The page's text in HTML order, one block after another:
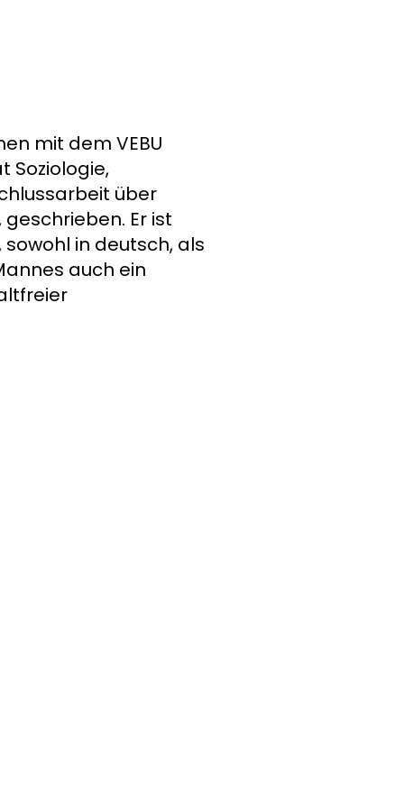
mit dem VEBU
Soziologie,
über
Er ist
in deutsch, als
auch ein